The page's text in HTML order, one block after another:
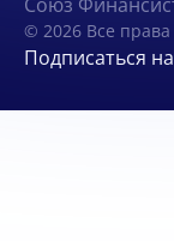
© 2026 Все
Подписаться